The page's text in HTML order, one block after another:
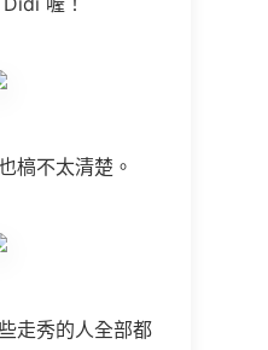
槁不太清楚。
走秀的人全部都